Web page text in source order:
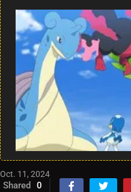
Oct. 11, 2024
Shared 0